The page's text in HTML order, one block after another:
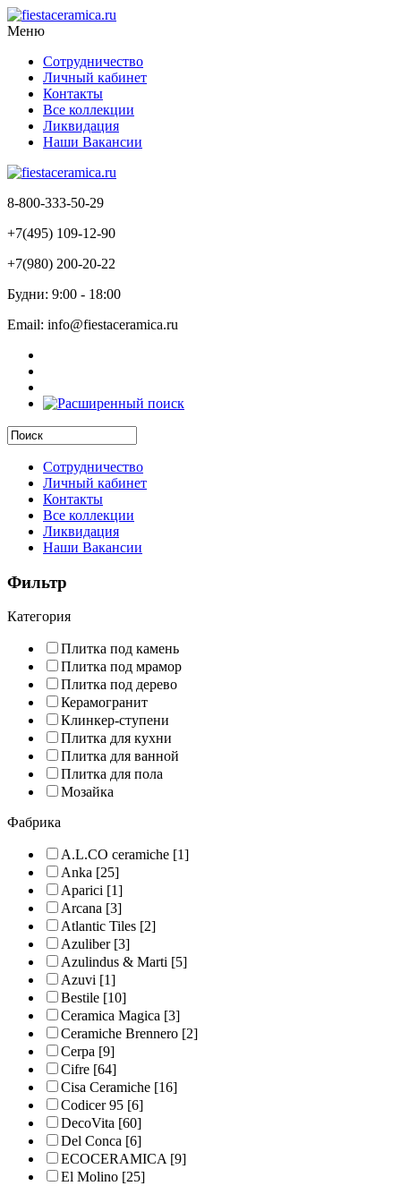
Меню
Сотрудничество
Личный кабинет
Контакты
Все коллекции
Ликвидация
Наши Вакансии
8-800-333-50-29
+7(495) 109-12-90
+7(980) 200-20-22
Будни: 9:00 - 18:00
Email: info@fiestaceramica.ru
Сотрудничество
Личный кабинет
Контакты
Все коллекции
Ликвидация
Наши Вакансии
Фильтр
Категория
Плитка под камень
Плитка под мрамор
Плитка под дерево
Керамогранит
Клинкер-ступени
Плитка для кухни
Плитка для ванной
Плитка для пола
Мозайка
Фабрика
A.L.CO ceramiche [1]
Anka [25]
Aparici [1]
Arcana [3]
Atlantic Tiles [2]
Azuliber[3]
Azulindus & Marti [5]
Azuvi [1]
Bestile [10]
Ceramica Magica [3]
Ceramiche Brennero [2]
Cerpa [9]
Cifre [64]
Cisa Ceramiche [16]
Codicer 95 [6]
DecoVita [60]
Del Conca [6]
ECOCERAMICA[9]
El Molino [25]